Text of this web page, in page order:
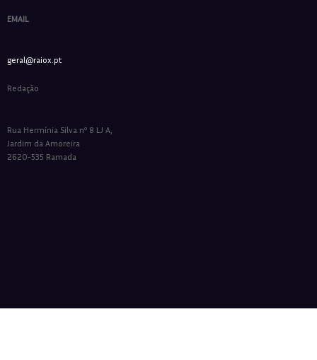
EMAIL
geral@raiox.pt
Redação
Rua Hermínia Silva nº 8 LJ A,
Jardim da Amoreira
2620-535 Ramada